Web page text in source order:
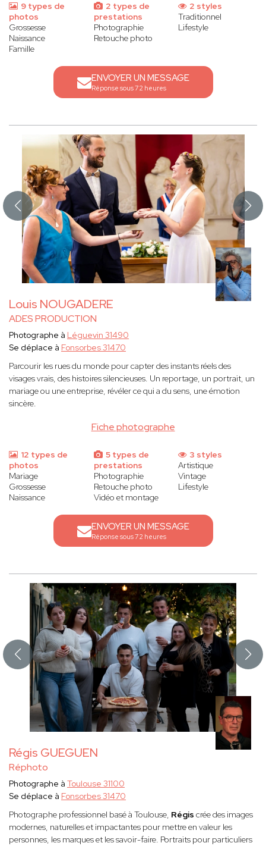
9 types de
photos
Grossesse
Naissance
Famille
2 types de
prestations
Photographie
Retouche photo
2 styles
Traditionnel
Lifestyle
ENVOYER UN MESSAGE
Réponse sous 72 heures
Louis NOUGADERE
ADES PRODUCTION
Fiche photographe
Photographe à Léguevin 31490
Se déplace à Fonsorbes 31470
Parcourir les rues du monde pour capter des instants réels des
visages vrais, des histoires silencieuses. Un reportage, un portrait, un
mariage ou une entreprise, révéler ce qui a du sens, une émotion
sincère.
12 types de
photos
Mariage
Grossesse
Naissance
5 types de
prestations
Photographie
Retouche photo
Vidéo et montage
3 styles
Artistique
Vintage
Lifestyle
ENVOYER UN MESSAGE
Réponse sous 72 heures
Régis GUEGUEN
Réphoto
Photographe à Toulouse 31100
Se déplace à Fonsorbes 31470
Photographe professionnel basé à Toulouse, Régis crée des images
modernes, naturelles et impactantes pour mettre en valeur les
personnes, les marques et les savoir-faire. Portraits pour particuliers